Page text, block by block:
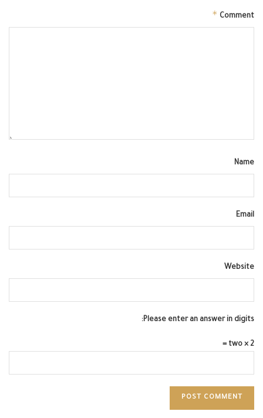
Comment
*
Name
Email
Website
Please enter an answer in digits:
two × 2 =